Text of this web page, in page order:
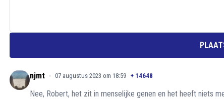
njmt 07 augustus 2023 om 18:59 + 14648
Nee, Robert, het zit in menselijke genen en het heeft niets